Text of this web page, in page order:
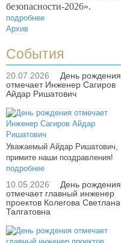
безопасности-2026».
подробнее
Архив
События
20.07.2026
День рождения
отмечает Инженер Сагиров
Айдар Ришатович
Уважаемый Айдар Ришатович,
примите наши поздравления!
подробнее
10.05.2026
День рождения
отмечает главный инженер
проектов Колегова Светлана
Талгатовна